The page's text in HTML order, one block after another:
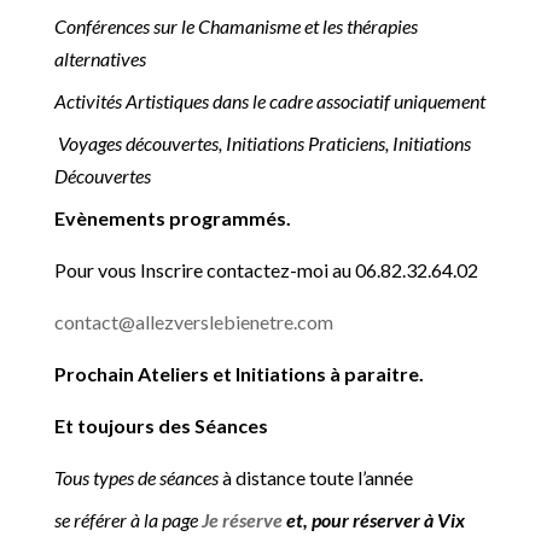
Conférences sur le Chamanisme et les thérapies
alternatives
Activités Artistiques dans le cadre associatif uniquement
Voyages découvertes, Initiations Praticiens, Initiations
Découvertes
Evènements programmés.
Pour vous Inscrire contactez-moi au 06.82.32.64.02
contact@allezverslebienetre.com
Prochain Ateliers et Initiations à paraitre.
Et toujours des Séances
Tous types de séancesà distance toute l’année
se référer à la page Je réserveet, pour réserver à Vix